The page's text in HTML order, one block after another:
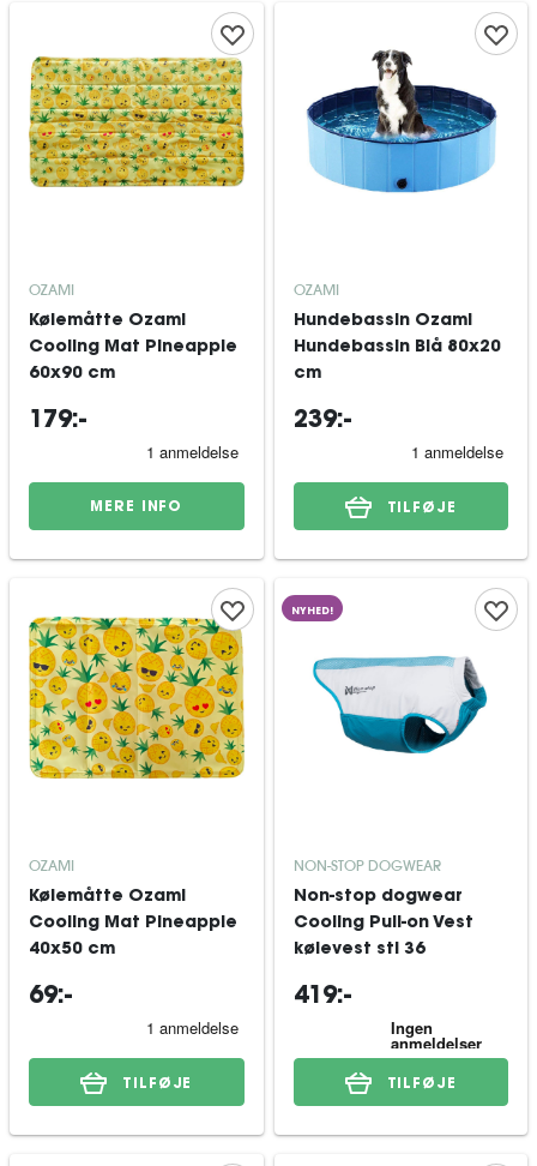
OZAMI
Kølemåtte Ozami
Cooling Mat Pineapple
60x90 cm
179:-
MERE INFO
OZAMI
Hundebassin Ozami
Hundebassin Blå 80x20
cm
239:-
TILFØJE
OZAMI
Kølemåtte Ozami
Cooling Mat Pineapple
40x50 cm
69:-
TILFØJE
NYHED!
NON-STOP DOGWEAR
Non-stop dogwear
Cooling Pull-on Vest
kølevest stl 36
419:-
TILFØJE